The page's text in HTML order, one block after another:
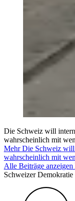
Die Schweiz will
wahrscheinlich mit
Mehr Die Schweiz
wahrscheinlich mit
Alle Beiträge anzeigen
Schweizer Demokratie